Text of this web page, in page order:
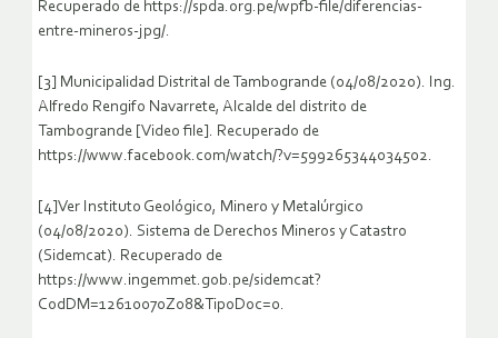
Recuperado de https://spda.org.pe/wpfb-file/diferencias-
entre-mineros-jpg/.
[3] Municipalidad Distrital de Tambogrande (04/08/2020). Ing.
Alfredo Rengifo Navarrete, Alcalde del distrito de
Tambogrande [Video file]. Recuperado de
https://www.facebook.com/watch/?v=599265344034502.
[4]Ver Instituto Geológico, Minero y Metalúrgico
(04/08/2020). Sistema de Derechos Mineros y Catastro
(Sidemcat). Recuperado de
https://www.ingemmet.gob.pe/sidemcat?
CodDM=12610070Z08&TipoDoc=0.